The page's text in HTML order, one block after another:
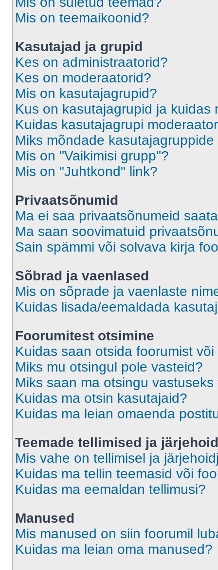
Mis on teemaikoonid?
Kasutajad ja grupid
Kes on administraatorid?
Kes on moderaatorid?
Mis on kasutajagrupid?
Kus on kasutajagrupid ja kuidas
Kuidas kasutajagrupi
Miks mõndade
Mis on "Vaikimisi grupp"?
Mis on "Juhtkond" link?
Privaatsõnumid
Ma ei saa privaatsõnumeid
Ma saan soovimatuid
Sain spämmi või solvava kirja
Sõbrad ja vaenlased
Mis on sõprade ja vaenlaste
Kuidas lisada/eemaldada
Foorumitest otsimine
Kuidas saan otsida foorumist
Miks mu otsingul pole vasteid?
Miks saan ma otsingu
Kuidas ma otsin kasutajaid?
Kuidas ma leian omaenda
Teemade tellimised ja
Mis vahe on tellimisel ja
Kuidas ma tellin teemasid või
Kuidas ma eemaldan tellimusi?
Manused
Mis manused on siin foorumil
Kuidas ma leian oma manused?